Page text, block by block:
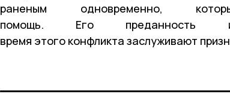
раненым одновременно,
помощь. Его преданность
время этого конфликта заслуживают